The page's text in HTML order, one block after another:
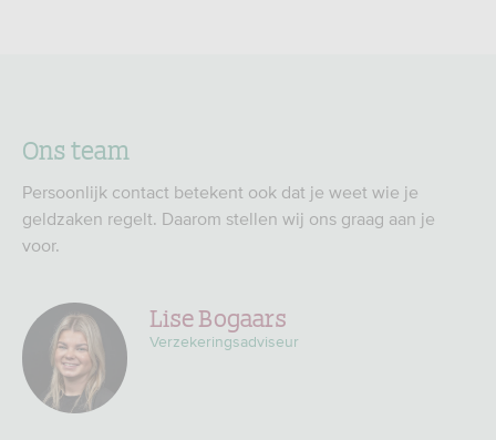
Ons team
Persoonlijk contact betekent ook dat je weet wie je
geldzaken regelt. Daarom stellen wij ons graag aan je
voor.
Lise Bogaars
Verzekeringsadviseur